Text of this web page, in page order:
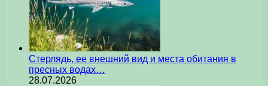
Стерлядь, ее внешний вид и места обитания в
пресных водах…
28.07.2026